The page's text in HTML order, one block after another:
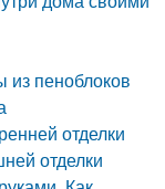
из пеноблоков
отделки
отделки